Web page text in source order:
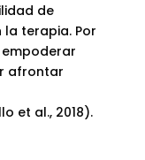
de
terapia. Por
afrontar
et al., 2018).